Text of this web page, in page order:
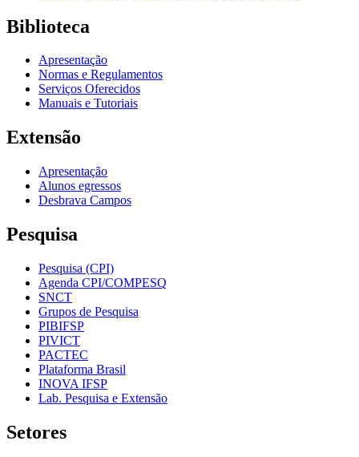
Biblioteca
Apresentação
Normas e Regulamentos
Serviços Oferecidos
Manuais e Tutoriais
Extensão
Apresentação
Alunos egressos
Desbrava Campos
Pesquisa
Pesquisa (CPI)
Agenda CPI/COMPESQ
SNCT
Grupos de Pesquisa
PIBIFSP
PIVICT
PACTEC
Plataforma Brasil
INOVA IFSP
Lab. Pesquisa e Extensão
Setores